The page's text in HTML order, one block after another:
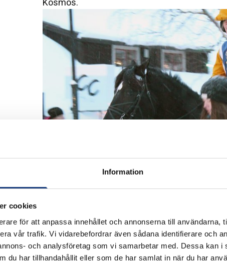
Information
cookies
för att anpassa innehållet och annonserna till användarna,
vår trafik. Vi vidarebefordrar även sådana identifierare och
och analysföretag som vi samarbetar med. Dessa kan i
du har tillhandahållit eller som de har samlat in när du har
Kosmos.
Öppnas i ny flik
Tilda Vahlberg på kallblodstravaren Järvsö Vilja vid
från gymnasiet Malin Eliasson. Foto: Emma Roos